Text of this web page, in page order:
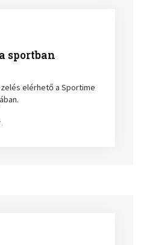
sportban
elérhető a Sportime